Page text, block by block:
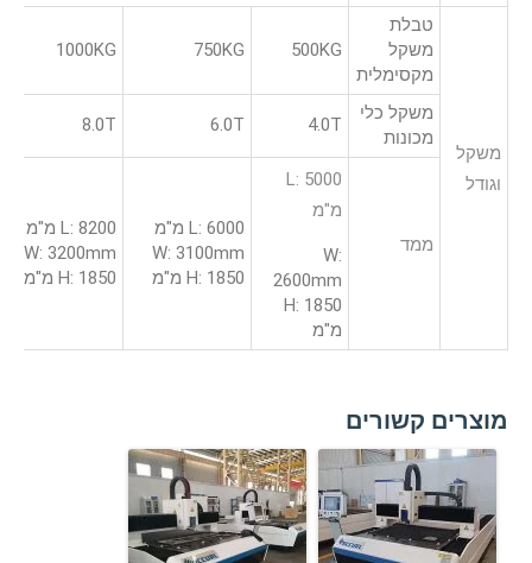
משקל
וגודל
טבלת
משקל
מקסימלית
500KG
750KG
1000KG
משקל כלי
מכונות
4.0T
6.0T
8.0T
ממד
L: 5000
מ"מ
W:
2600mm
H: 1850
מ"מ
L: 6000 מ"מ
W: 3100mm
H: 1850 מ"מ
L: 8200 מ"מ
W: 3200mm
H: 1850 מ"מ
מוצרים קשורים